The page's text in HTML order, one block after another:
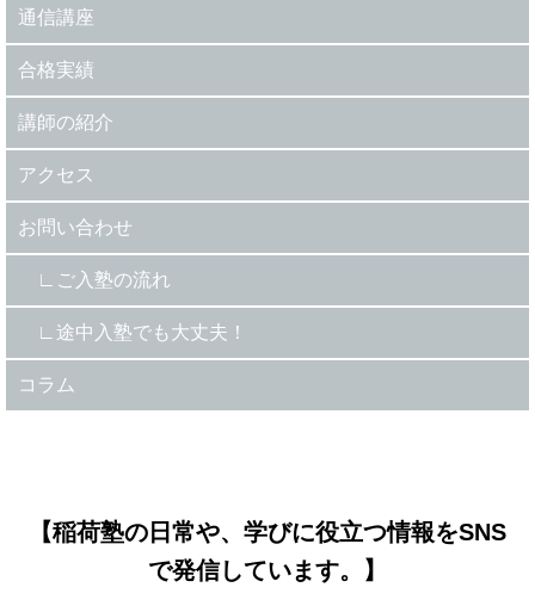
通信講座
合格実績
講師の紹介
アクセス
お問い合わせ
ご入塾の流れ
途中入塾でも大丈夫！
コラム
【稲荷塾の日常や、学びに役立つ情報をSNS
で発信しています。】